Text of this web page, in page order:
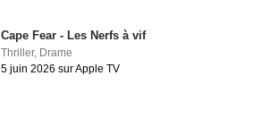
Cape Fear - Les Nerfs à vif
Thriller, Drame
5 juin 2026 sur Apple TV